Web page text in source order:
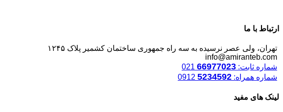
ارتباط با ما
تهران، ولی عصر نرسیده به سه راه جمهوری ساختمان کشمیر پلاک ۱۲۴۵
info@amiranteb.com
شماره ثابت: 66977023
شماره همراه: 5234592
لینک های مفید